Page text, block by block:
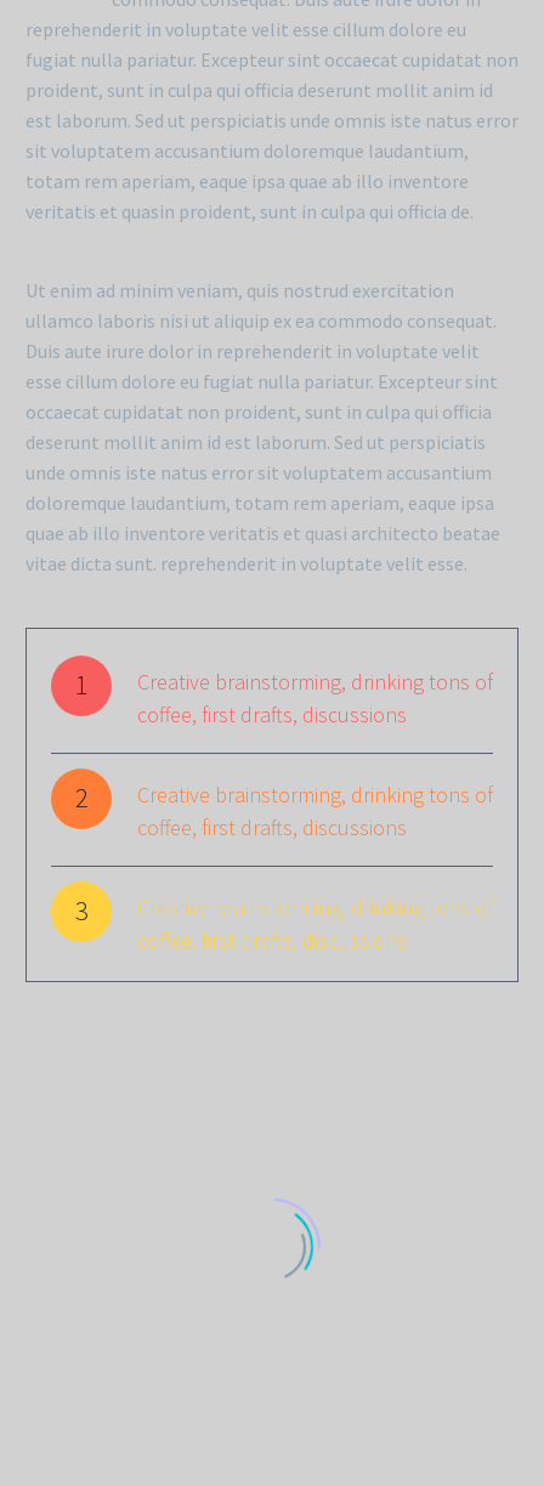
reprehenderit in voluptate velit esse cillum dolore eu
fugiat nulla pariatur. Excepteur sint occaecat cupidatat non
proident, sunt in culpa qui officia deserunt mollit anim id
est laborum. Sed ut perspiciatis unde omnis iste natus error
sit voluptatem accusantium doloremque laudantium,
totam rem aperiam, eaque ipsa quae ab illo inventore
veritatis et quasin proident, sunt in culpa qui officia de.
Ut enim ad minim veniam, quis nostrud exercitation
ullamco laboris nisi ut aliquip ex ea commodo consequat.
Duis aute irure dolor in reprehenderit in voluptate velit
esse cillum dolore eu fugiat nulla pariatur. Excepteur sint
occaecat cupidatat non proident, sunt in culpa qui officia
deserunt mollit anim id est laborum. Sed ut perspiciatis
unde omnis iste natus error sit voluptatem accusantium
doloremque laudantium, totam rem aperiam, eaque ipsa
quae ab illo inventore veritatis et quasi architecto beatae
vitae dicta sunt. reprehenderit in voluptate velit esse.
1
Creative brainstorming, drinking tons of
coffee, first drafts, discussions
2
Creative brainstorming, drinking tons of
coffee, first drafts, discussions
3
Creative brainstorming, drinking tons of
coffee, first drafts, discussions